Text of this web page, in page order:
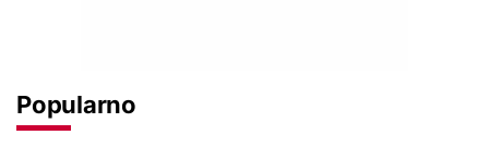
Popularno